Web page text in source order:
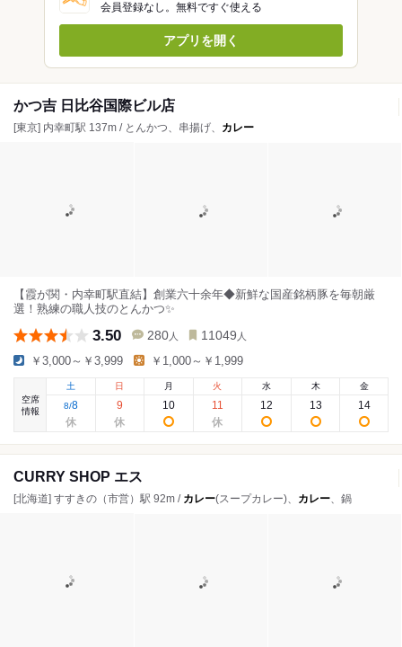
会員登録なし。無料ですぐ使える
アプリを開く
かつ吉 日比谷国際ビル店
[東京] 内幸町駅 137m / とんかつ、串揚げ、 カレー
【霞が関・内幸町駅直結】創業六十余年◆新鮮な国産銘柄豚を毎朝厳
選！熟練の職人技のとんかつ✨
3.50 280 人 11049 人
￥3,000～￥3,999 ￥1,000～￥1,999
空席
情報
土
8/8
日
9
月
10
火
11
水
12
木
13
金
14
CURRY SHOP エス
[北海道] すすきの（市営）駅 92m / カレー(スープカレー)、 カレー、鍋